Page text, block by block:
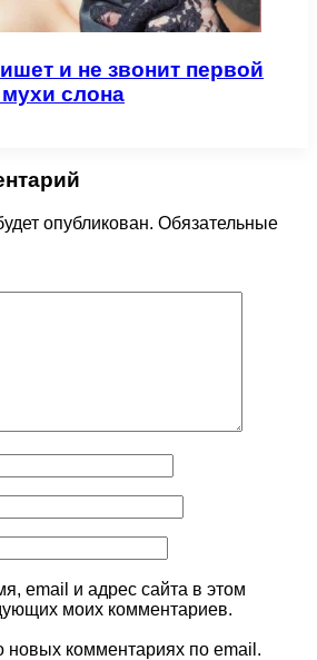
и не звонит первой
слона
опубликован. Обязательные
email и адрес сайта в этом
моих комментариев.
новых комментариях по email.